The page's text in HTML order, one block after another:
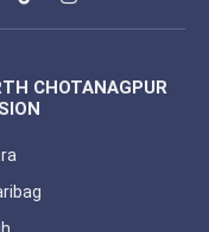
TikTokInstagram
CHOTANAGPUR